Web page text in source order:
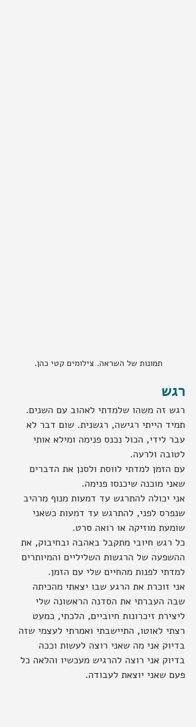
תמונות של השראה. צילומים קטי כהן.
רגש
רגש זה משהו שלמדתי לאהוב עם השנים.
תמיד הייתי רגישה, רגשנית. שום דבר לא
עבר לידי, הכול נכנס פנימה ומילא אותי
לטובה ולרעה.
עם הזמן למדתי לווסת ולסנן את הדברים
שאני מוכנה שיכנסו פנימה.
אני יכולה להתרגש עד דמעות מנוף מרהיב
שנפרס לפני, להתרגש עד דמעות כשאני
שומעת מוזיקה או רואה סרט.
כל רגש חיובי מתקבל באהבה ובחיבוק, את
ההשפעה של הרגשות השליליים והמיותרים
למדתי לפנות מהחיים שלי עם הזמן.
אני זוכרת את הרגע שבו יצאתי מהכיתה
שבה העברתי את הסדנה הראשונה שלי
ליצירת זיכרונות חיוביים, הלכתי, כמעט
רצתי לאוטו, התיישבתי ואמרתי לעצמי שזה
בדיוק אני מה שאני רוצה לעשות וככה
בדיוק אני רוצה להרגיש מעכשיו והלאה כל
פעם שאני יוצאת לעבודה.